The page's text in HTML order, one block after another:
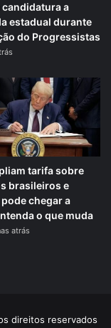
a
estadual durante
do Progressistas
tarifa sobre
brasileiros e
chegar a
o que muda
atrás
direitos reservados